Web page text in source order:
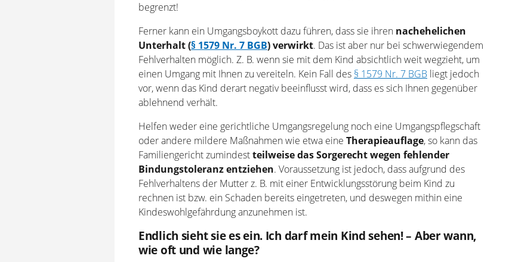
begrenzt!
Ferner kann ein Umgangsboykott dazu führen, dass sie ihren nachehelichen
Unterhalt (§ 1579 Nr. 7 BGB) verwirkt. Das ist aber nur bei schwerwiegendem
Fehlverhalten möglich. Z. B. wenn sie mit dem Kind absichtlich weit wegzieht, um
einen Umgang mit Ihnen zu vereiteln. Kein Fall des § 1579 Nr. 7 BGB liegt jedoch
vor, wenn das Kind derart negativ beeinflusst wird, dass es sich Ihnen gegenüber
ablehnend verhält.
Helfen weder eine gerichtliche Umgangsregelung noch eine Umgangspflegschaft
oder andere mildere Maßnahmen wie etwa eine Therapieauflage, so kann das
Familiengericht zumindestteilweise das Sorgerecht wegen fehlender
Bindungstoleranz entziehen. Voraussetzung ist jedoch, dass aufgrund des
Fehlverhaltens der Mutter z. B. mit einer Entwicklungsstörung beim Kind zu
rechnen ist bzw. ein Schaden bereits eingetreten, und deswegen mithin eine
Kindeswohlgefährdung anzunehmen ist.
Endlich sieht sie es ein. Ich darf mein Kind sehen! – Aber wann,
wie oft und wie lange?